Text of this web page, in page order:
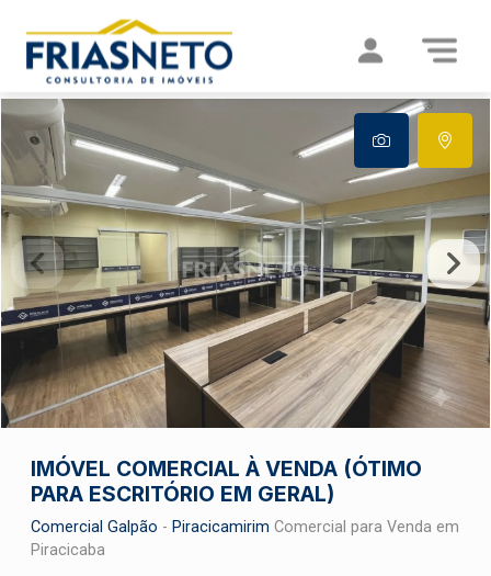
IMÓVEL COMERCIAL À VENDA (ÓTIMO
PARA ESCRITÓRIO EM GERAL)
Comercial Galpão - Piracicamirim Comercial para Venda em
Piracicaba